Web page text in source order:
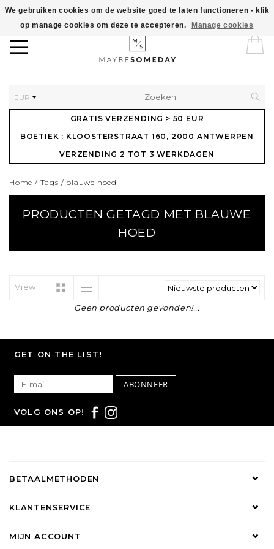
EUR
GRATIS VERZENDING > 50 EUR
BOETIEK : KLOOSTERSTRAAT 160, 2000 ANTWERPEN
VERZENDING 2 TOT 3 WERKDAGEN
Home / Tags / blauwe hoed
PRODUCTEN GETAGD MET BLAUWE
HOED
View:
Geen producten gevonden!...
We gebruiken cookies om de website goed te laten functioneren - klik
op manage cookies om deze te accepteren.
Manage cookies
GET ON THE LIST!
ABONNEER
VOLG ONS OP!
BETAALMETHODEN
KLANTENSERVICE
MIJN ACCOUNT